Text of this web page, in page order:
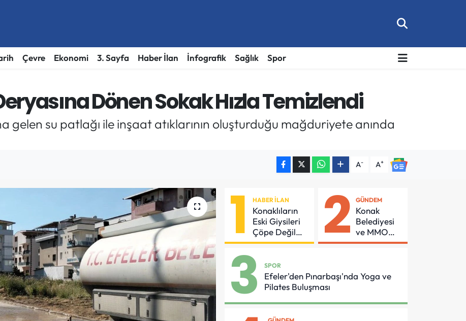
Çevre Ekonomi 3. Sayfa Haber İlan İnfografik Sağlık Spor
Dönen Sokak Hızla Temizlendi
gelen su patlağı ile inşaat atıklarının oluşturduğu mağduriyete anında
A- A+
1 HABER İLAN
Konaklıların
Eski Giysileri
Çöpe Değil
Geri
Gidiyor
2 GÜNDEM
Konak
Belediyesi
ve MMO
Arasında
İçin Önemli
Protokol
3 SPOR
Efeler'den Pınarbaşı'nda Yoga ve
Pilates Buluşması